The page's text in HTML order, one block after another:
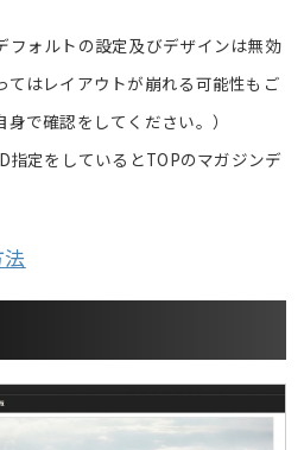
ォルトの設定及びデザインは無効
てはレイアウトが崩れる可能性もご
で確認をしてください。）
定をしているとTOPのマガジンデ